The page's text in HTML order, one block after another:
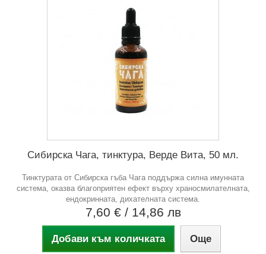
Сибирска Чага, тинктура, Верде Вита, 50 мл.
Тинктурата от Сибирска гъба Чага поддържа силна имунната
система, оказва благоприятен ефект върху храносмилателната,
ендокринната, дихателната система.
7,60 € / 14,86 лв
Добави към количката Още